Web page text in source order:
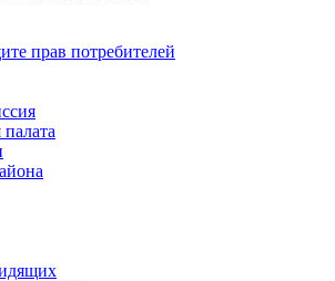
прав потребителей